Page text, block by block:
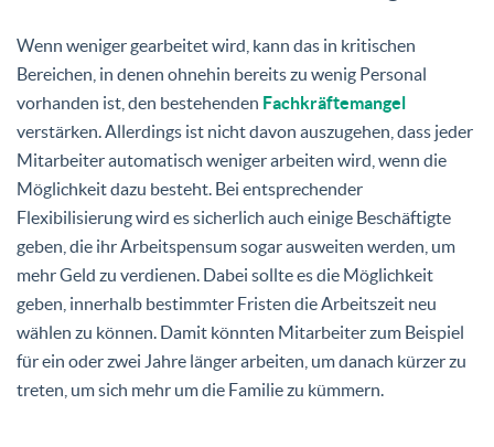
Wenn weniger gearbeitet wird, kann das in kritischen
Bereichen, in denen ohnehin bereits zu wenig Personal
vorhanden ist, den bestehenden Fachkräftemangel
verstärken. Allerdings ist nicht davon auszugehen, dass jeder
Mitarbeiter automatisch weniger arbeiten wird, wenn die
Möglichkeit dazu besteht. Bei entsprechender
Flexibilisierung wird es sicherlich auch einige Beschäftigte
geben, die ihr Arbeitspensum sogar ausweiten werden, um
mehr Geld zu verdienen. Dabei sollte es die Möglichkeit
geben, innerhalb bestimmter Fristen die Arbeitszeit neu
wählen zu können. Damit könnten Mitarbeiter zum Beispiel
für ein oder zwei Jahre länger arbeiten, um danach kürzer zu
treten, um sich mehr um die Familie zu kümmern.